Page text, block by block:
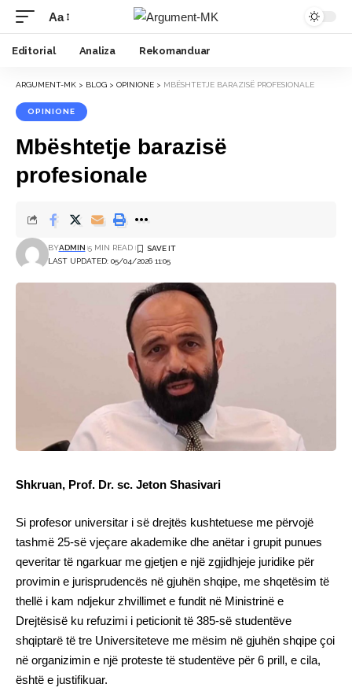
Font
Resizer
Aa
Editorial Analiza Rekomanduar
ARGUMENT-MK > BLOG > OPINIONE > MBËSHTETJE BARAZISË PROFESIONALE
OPINIONE
Mbështetje barazisë
profesionale
LAST UPDATED: 05/04/2026 11:05
BYADMIN 5 MIN READ
Shkruan, Prof. Dr. sc. Jeton Shasivari
Si profesor universitar i së drejtës kushtetuese me përvojë
tashmë 25-së vjeçare akademike dhe anëtar i grupit punues
qeveritar të ngarkuar me gjetjen e një zgjidhjeje juridike për
provimin e jurisprudencës në gjuhën shqipe, me shqetësim të
thellë i kam ndjekur zhvillimet e fundit në Ministrinë e
Drejtësisë ku refuzimi i peticionit të 385-së studentëve
shqiptarë të tre Universiteteve me mësim në gjuhën shqipe çoi
në organizimin e një proteste të studentëve për 6 prill, e cila,
është e justifikuar.